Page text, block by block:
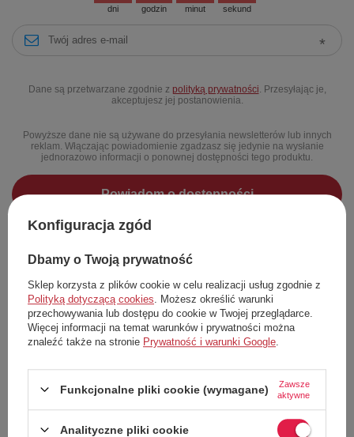
dni godzin minut sekund
Dane są przetwarzane zgodnie z polityką prywatności . Przesyłając je,
akceptujesz jej postanowienia.
Powyższe dane nie są używane do przesyłania newsletterów lub innych
reklam. Włączając powiadomienie zgadzasz się jedynie na wysłanie
jednorazowo informacji o ponownej dostępności tego produktu.
Powiadom o dostępności
Możesz kupić także poprzez:
Dodaj do listy zakupowej
Darmowa dostawa do paczkomatu lub punktu
odbioru
Konfiguracja zgód
Dbamy o Twoją prywatność
Sklep korzysta z plików cookie w celu realizacji usług zgodnie z
Polityką dotyczącą cookies . Możesz określić warunki
przechowywania lub dostępu do cookie w Twojej przeglądarce.
Więcej informacji na temat warunków i prywatności można
znaleźć także na stronie Prywatność i warunki Google
Funkcjonalne pliki cookie (wymagane)
Zawsze
aktywne
Analityczne pliki cookie